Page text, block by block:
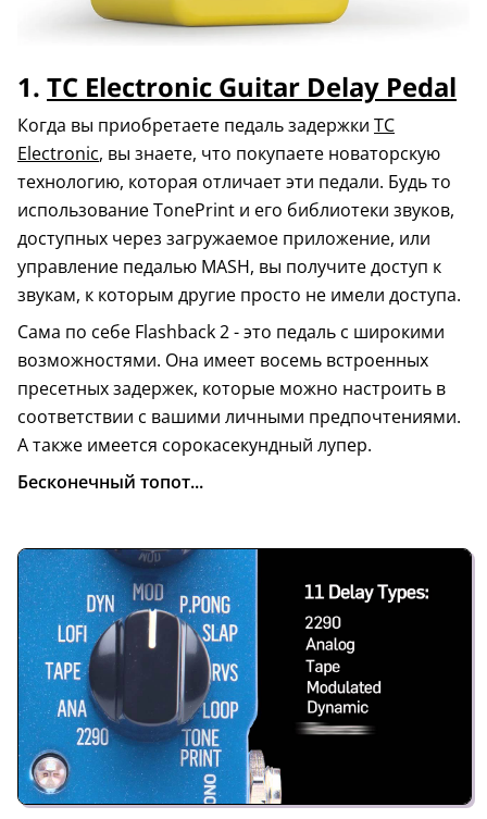
1. TC Electronic Guitar Delay Pedal
Когда вы приобретаете педаль задержки TC
Electronic, вы знаете, что покупаете новаторскую
технологию, которая отличает эти педали. Будь то
использование TonePrint и его библиотеки звуков,
доступных через загружаемое приложение, или
управление педалью MASH, вы получите доступ к
звукам, к которым другие просто не имели доступа.
Сама по себе Flashback 2 - это педаль с широкими
возможностями. Она имеет восемь встроенных
пресетных задержек, которые можно настроить в
соответствии с вашими личными предпочтениями.
А также имеется сорокасекундный лупер.
Бесконечный топот...